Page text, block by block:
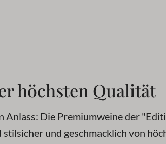
höchsten Qualität
Anlass: Die Premiumweine der
und geschmacklich von